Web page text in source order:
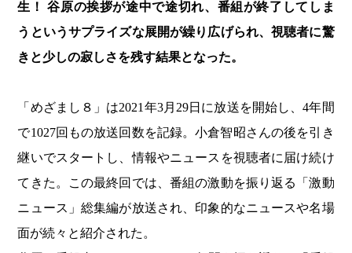
生！ 谷原の挨拶が途中で途切れ、番組が終了してしま
うというサプライズな展開が繰り広げられ、視聴者に驚
きと少しの寂しさを残す結果となった。
「めざまし８」は2021年3月29日に放送を開始し、4年間
で1027回もの放送回数を記録。小倉智昭さんの後を引き
継いでスタートし、情報やニュースを視聴者に届け続け
てきた。この最終回では、番組の激動を振り返る「激動
ニュース」総集編が放送され、印象的なニュースや名場
面が続々と紹介された。